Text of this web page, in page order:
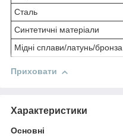
Сталь
Синтетичні матеріали
Мідні сплави/латунь/бронза
Приховати
Характеристики
Основні